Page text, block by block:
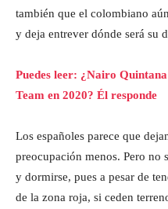
también que el colombiano
y deja entrever dónde será su
Puedes leer: ¿Nairo
Team en 2020? Él responde
Los españoles parece que
preocupación menos. Pero no
y dormirse, pues a pesar de
de la zona roja, si ceden